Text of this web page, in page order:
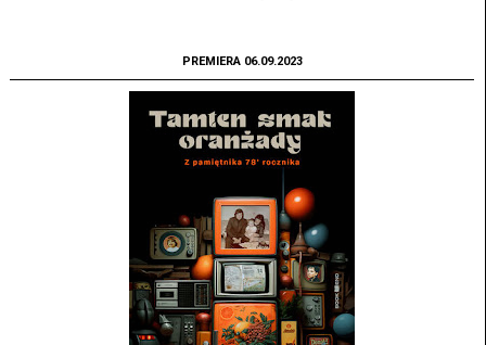
PREMIERA 06.09.2023